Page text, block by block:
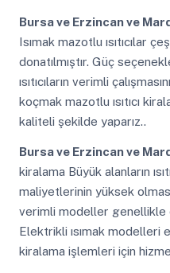
Bursa ve Erzincan ve
Isımak mazotlu ısıtıcılar
donatılmıştır. Güç
ısıtıcıların verimli
koçmak mazotlu ısıtıcı
kaliteli şekilde yaparız..
Bursa ve Erzincan ve
kiralama Büyük alanların
maliyetlerinin yüksek
verimli modeller genellikle
Elektrikli ısımak modelleri
kiralama işlemleri için